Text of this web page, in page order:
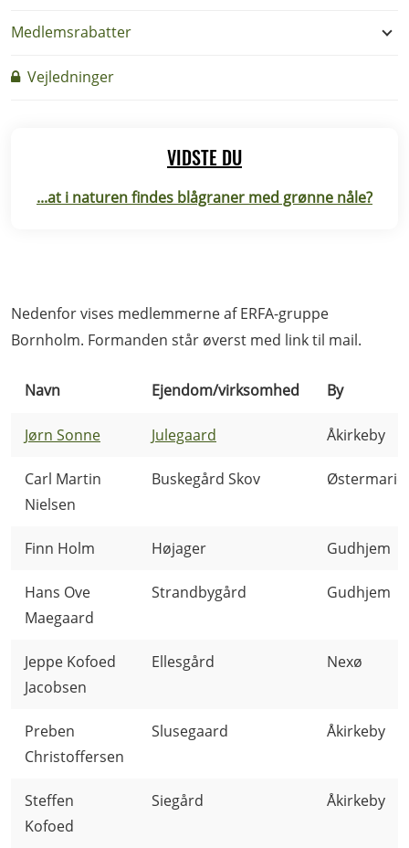
Medlemsrabatter
Vejledninger
VIDSTE DU
...at i naturen findes blågraner med grønne nåle?
Nedenfor vises medlemmerne af ERFA-gruppe
Bornholm. Formanden står øverst med link til mail.
Navn Ejendom/virksomhed By
Jørn Sonne Julegaard Åkirkeby
Carl Martin
Nielsen
Buskegård Skov Østermarie
Finn Holm Højager Gudhjem
Hans Ove
Maegaard
Strandbygård Gudhjem
Jeppe Kofoed
Jacobsen
Ellesgård Nexø
Preben
Christoffersen
Slusegaard Åkirkeby
Steffen
Kofoed
Siegård Åkirkeby